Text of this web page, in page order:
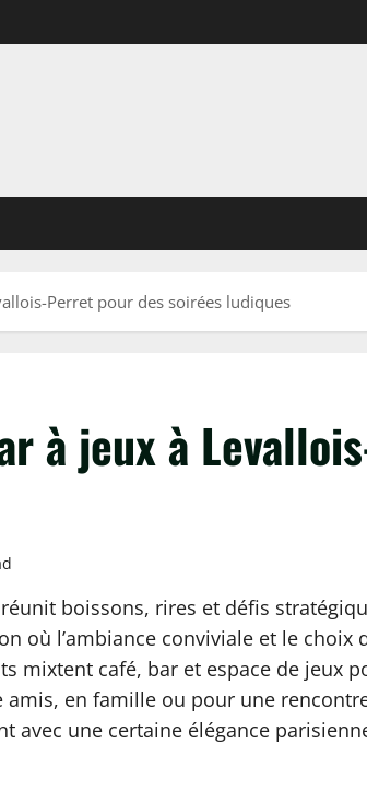
Perret pour des soirées ludiques
à jeux à
boissons, rires et défis
où l’ambiance conviviale et le
mixtent café, bar et espace de
en famille ou pour une
avec une certaine élégance